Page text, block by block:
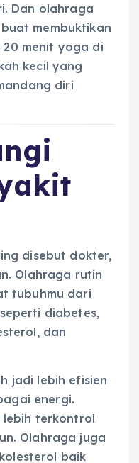
Dan olahraga
membuktikan
20 menit yoga di
kecil yang
diri
disebut dokter,
Olahraga rutin
tubuhmu dari
diabetes,
dan
jadi lebih efisien
energi.
terkontrol
Olahraga juga
baik